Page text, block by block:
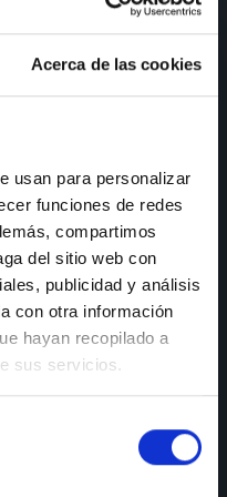
Acerca de las cookies
usan para personalizar
funciones de redes
compartimos
del sitio web con
publicidad y análisis
con otra información
hayan recopilado a
sus servicios.